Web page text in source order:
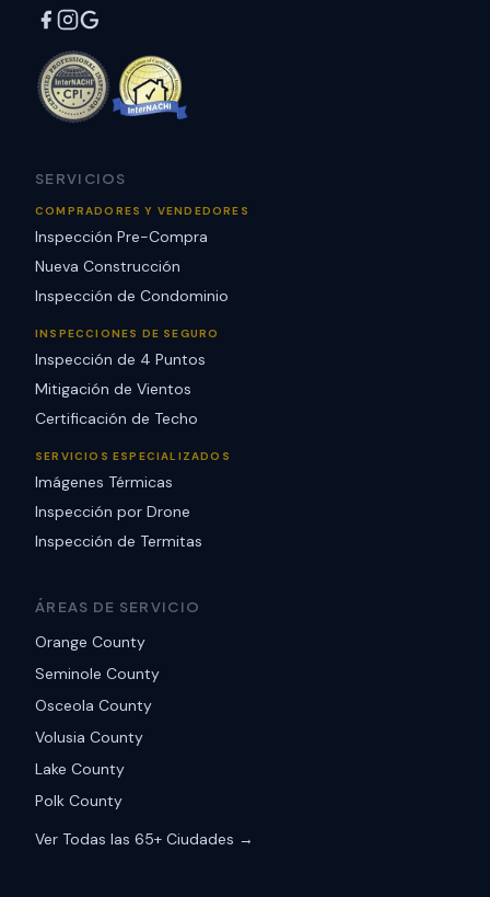
SERVICIOS
COMPRADORES Y VENDEDORES
Inspección Pre-Compra
Nueva Construcción
Inspección de Condominio
INSPECCIONES DE SEGURO
Inspección de 4 Puntos
Mitigación de Vientos
Certificación de Techo
SERVICIOS ESPECIALIZADOS
Imágenes Térmicas
Inspección por Drone
Inspección de Termitas
ÁREAS DE SERVICIO
Orange County
Seminole County
Osceola County
Volusia County
Lake County
Polk County
Ver Todas las 65+ Ciudades →